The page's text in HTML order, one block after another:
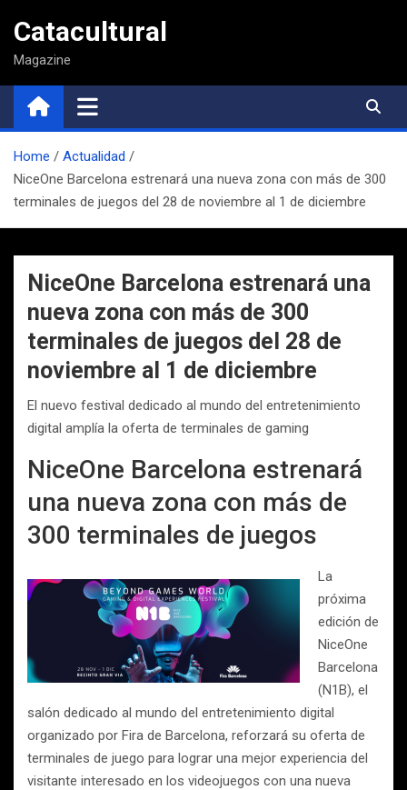
contenido
Catacultural
Magazine
Home
Actualidad
NiceOne Barcelona estrenará una nueva zona con más de 300
terminales de juegos del 28 de noviembre al 1 de diciembre
NiceOne Barcelona estrenará una
nueva zona con más de 300
terminales de juegos del 28 de
noviembre al 1 de diciembre
El nuevo festival dedicado al mundo del entretenimiento
digital amplía la oferta de terminales de gaming
NiceOne Barcelona estrenará
una nueva zona con más de
300 terminales de juegos
La
próxima
edición de
NiceOne
Barcelona
(N1B), el
salón dedicado al mundo del entretenimiento digital
organizado por Fira de Barcelona, reforzará su oferta de
terminales de juego para lograr una mejor experiencia del
visitante interesado en los videojuegos con una nueva